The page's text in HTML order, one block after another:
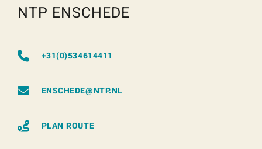
NTP ENSCHEDE
+31(0)534614411
ENSCHEDE@NTP.NL
PLAN ROUTE